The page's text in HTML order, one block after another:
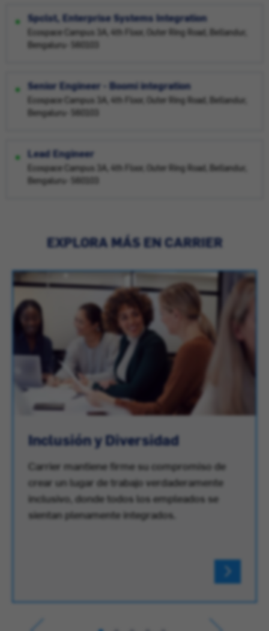
Spclst, Enterprise Systems Integration
Ecospace Campus 3A, 4th Floor, Outer Ring Road, Bellandur,
Bengaluru- 560103
Senior Engineer - Boomi integration
Ecospace Campus 3A, 4th Floor, Outer Ring Road, Bellandur,
Bengaluru- 560103
Lead Engineer
Ecospace Campus 3A, 4th Floor, Outer Ring Road, Bellandur,
Bengaluru- 560103
EXPLORA MÁS EN CARRIER
Inclusión y Diversidad
Carrier mantiene firme su compromiso de
crear un lugar de trabajo verdaderamente
inclusivo, donde todos los empleados se
sientan plenamente integrados.